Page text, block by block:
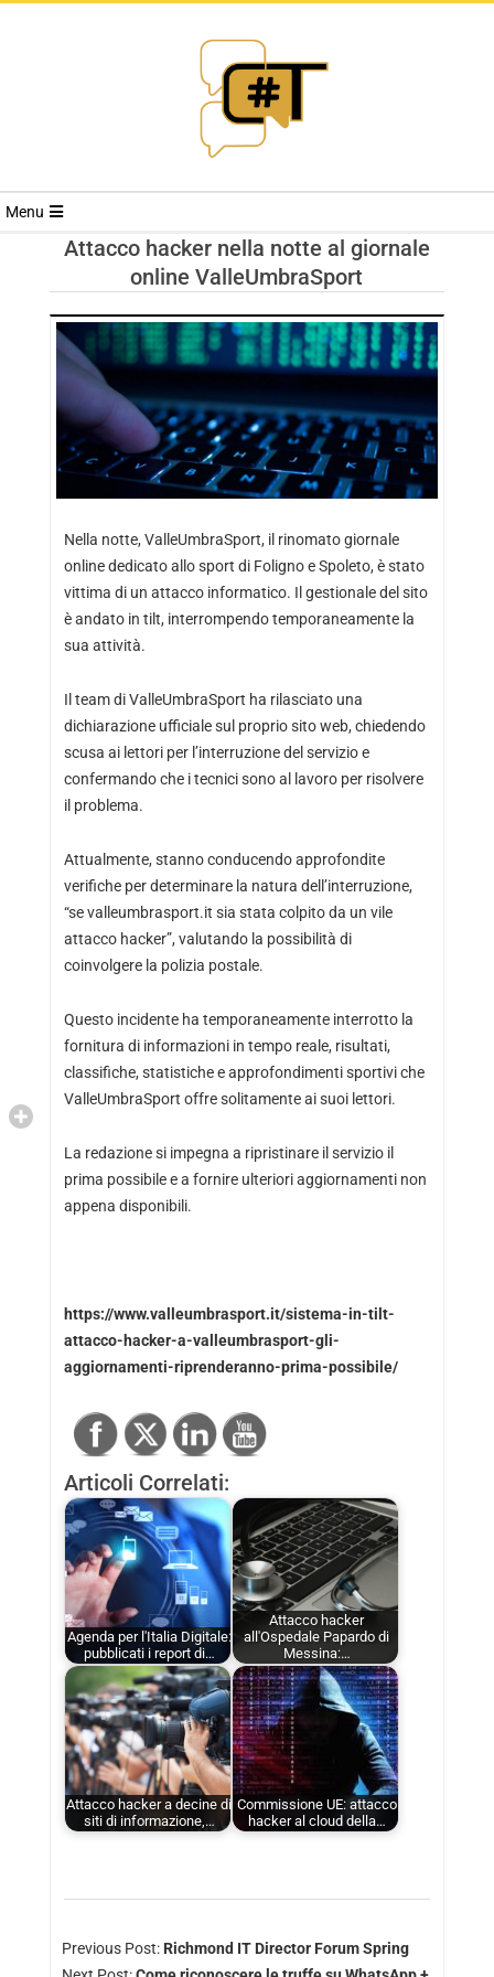
RIVISTA
TRENDS
Menu
Attacco hacker nella notte al giornale
online ValleUmbraSport
Nella notte, ValleUmbraSport, il rinomato giornale
online dedicato allo sport di Foligno e Spoleto, è stato
vittima di un attacco informatico. Il gestionale del sito
è andato in tilt, interrompendo temporaneamente la
sua attività.
Il team di ValleUmbraSport ha rilasciato una
dichiarazione ufficiale sul proprio sito web, chiedendo
scusa ai lettori per l’interruzione del servizio e
confermando che i tecnici sono al lavoro per risolvere
il problema.
Attualmente, stanno conducendo approfondite
verifiche per determinare la natura dell’interruzione,
“se valleumbrasport.it sia stata colpito da un vile
attacco hacker”, valutando la possibilità di
coinvolgere la polizia postale.
Questo incidente ha temporaneamente interrotto la
fornitura di informazioni in tempo reale, risultati,
classifiche, statistiche e approfondimenti sportivi che
ValleUmbraSport offre solitamente ai suoi lettori.
La redazione si impegna a ripristinare il servizio il
prima possibile e a fornire ulteriori aggiornamenti non
appena disponibili.
https://www.valleumbrasport.it/sistema-in-tilt-
attacco-hacker-a-valleumbrasport-gli-
aggiornamenti-riprenderanno-prima-possibile/
Articoli Correlati:
Agenda per l'Italia Digitale:
pubblicati i report di…
Attacco hacker
all'Ospedale Papardo di
Messina:…
Attacco hacker a decine di
siti di informazione,…
Commissione UE: attacco
hacker al cloud della…
Previous Post: Richmond IT Director Forum Spring